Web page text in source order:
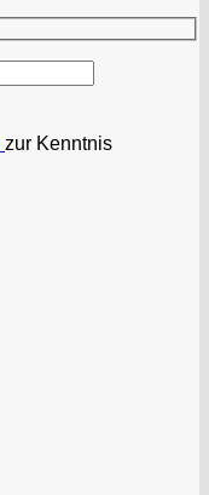
zur Kenntnis